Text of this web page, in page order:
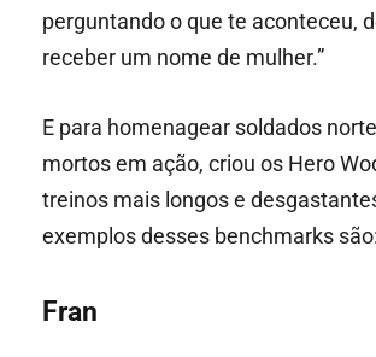
perguntando o que te aconteceu,
receber um nome de mulher.”
E para homenagear soldados
mortos em ação, criou os Hero
treinos mais longos e
exemplos desses benchmarks são:
Fran